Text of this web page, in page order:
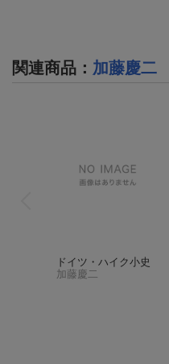
関連商品 ： 加藤慶二
ドイツ・ハイク小史
加藤慶二